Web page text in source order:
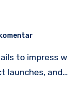
launches, and…